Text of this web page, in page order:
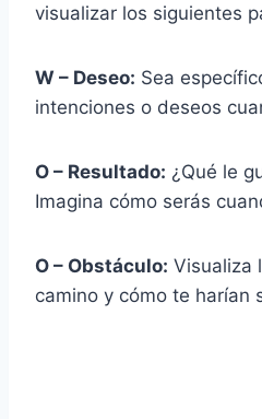
visualizar los siguientes
W – Deseo: Sea
intenciones o deseos
O – Resultado: ¿Qué le
Imagina cómo serás
O – Obstáculo: Visualiza
camino y cómo te harían